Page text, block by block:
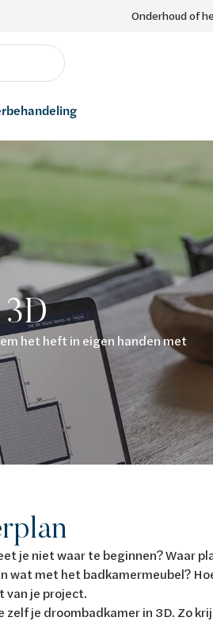
Onderhoud of
het heft in eigen handen met
je niet waar te beginnen? Waar
wat met het badkamermeubel?
van je project.
zelf je droombadkamer in 3D. Zo